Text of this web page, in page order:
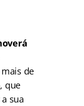
de
que
sua